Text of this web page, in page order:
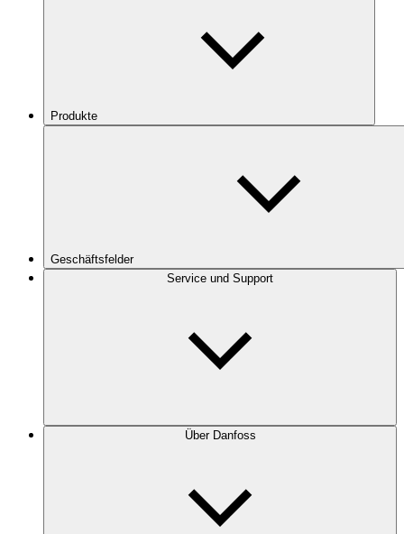
Produkte
Geschäftsfelder
Service und Support
Über Danfoss